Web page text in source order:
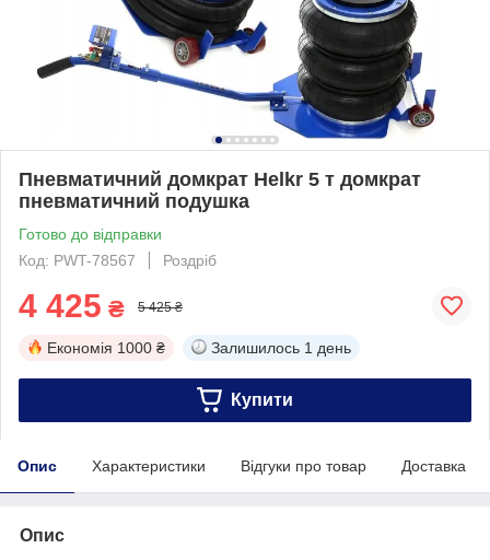
Пневматичний домкрат Helkr 5 т домкрат
пневматичний подушка
Готово до відправки
Код: PWT-78567
Роздріб
4 425 ₴ 5 425 ₴
Економія 1000 ₴ Залишилось 1 день
Купити
Опис Характеристики Відгуки про товар Доставка
Опис